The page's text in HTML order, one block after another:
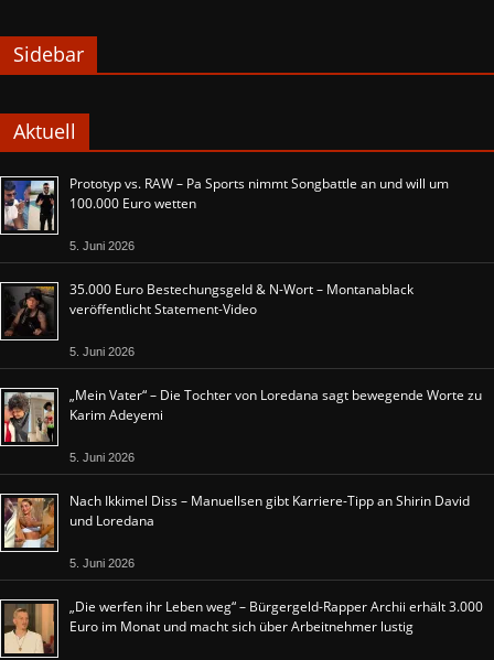
Sidebar
Aktuell
Prototyp vs. RAW – Pa Sports nimmt Songbattle an und will um
100.000 Euro wetten
5. Juni 2026
35.000 Euro Bestechungsgeld & N-Wort – Montanablack
veröffentlicht Statement-Video
5. Juni 2026
„Mein Vater“ – Die Tochter von Loredana sagt bewegende Worte zu
Karim Adeyemi
5. Juni 2026
Nach Ikkimel Diss – Manuellsen gibt Karriere-Tipp an Shirin David
und Loredana
5. Juni 2026
„Die werfen ihr Leben weg“ – Bürgergeld-Rapper Archii erhält 3.000
Euro im Monat und macht sich über Arbeitnehmer lustig